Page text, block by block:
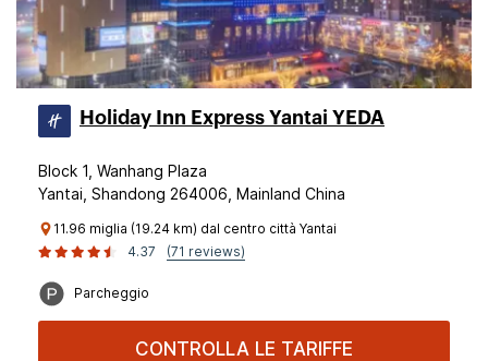
Holiday Inn Express Yantai YEDA
Block 1, Wanhang Plaza
Yantai, Shandong 264006, Mainland China
11.96 miglia (19.24 km) dal centro città Yantai
4.37
(71 reviews)
Parcheggio
CONTROLLA LE TARIFFE